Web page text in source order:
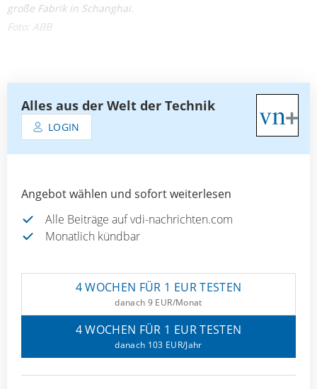
große Fabrik in Schanghai.
Foto: ABB
Alles aus der Welt der Technik
LOGIN
Angebot wählen und sofort weiterlesen
Alle Beiträge auf vdi-nachrichten.com
Monatlich kündbar
4 WOCHEN FÜR 1 EUR TESTEN
danach 9 EUR/Monat
4 WOCHEN FÜR 1 EUR TESTEN
danach 103 EUR/Jahr